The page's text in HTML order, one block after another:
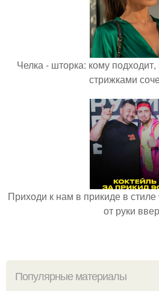
Челка - шторка: кому подходит,
стрижками
Приходи к нам в прикиде в
от руки
Популярные материалы